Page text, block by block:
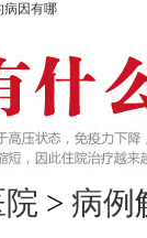
病因有哪
> 病例